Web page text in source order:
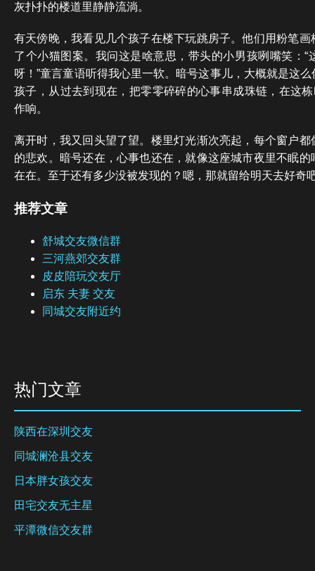
灰扑扑的楼道里静静流淌。
有天傍晚，我看见几个孩子在楼下玩跳房子。他们用粉笔
了个小猫图案。我问这是啥意思，带头的小男孩咧嘴笑：“
呀！”童言童语听得我心里一软。暗号这事儿，大概就是这
孩子，从过去到现在，把零零碎碎的心事串成珠链，在这栋
作响。
离开时，我又回头望了望。楼里灯光渐次亮起，每个窗户
的悲欢。暗号还在，心事也还在，就像这座城市夜里不眠
在在。至于还有多少没被发现的？嗯，那就留给明天去好奇
推荐文章
舒城交友微信群
三河燕郊交友群
皮皮陪玩交友厅
启东 夫妻 交友
同城交友附近约
热门文章
陕西在深圳交友
同城澜沧县交友
日本胖女孩交友
田宅交友无主星
平潭微信交友群